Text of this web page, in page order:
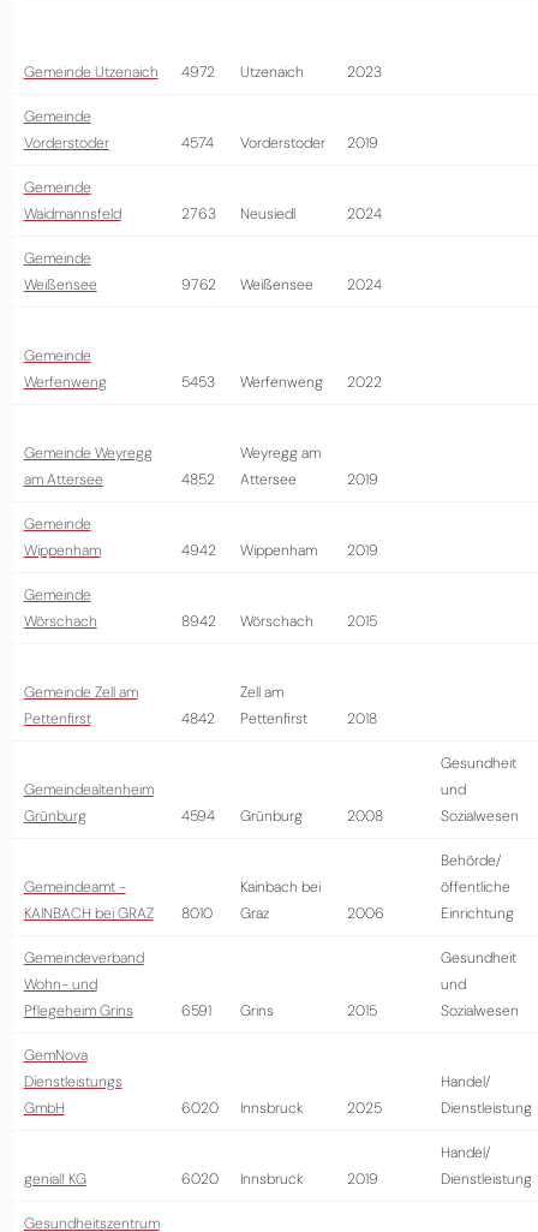
Gemeinde Utzenaich 4972 Utzenaich 2023
Gemeinde
Vorderstoder
4574 Vorderstoder 2019
Gemeinde
Waidmannsfeld
2763 Neusiedl 2024
Gemeinde
Weißensee
9762 Weißensee 2024
Gemeinde
Werfenweng
5453 Werfenweng 2022
Gemeinde Weyregg
am Attersee
4852
Weyregg am
Attersee
2019
Gemeinde
Wippenham
4942 Wippenham 2019
Gemeinde
Wörschach
8942 Wörschach 2015
Gemeinde Zell am
Pettenfirst
4842
Zell am
Pettenfirst
2018
Gemeindealtenheim
Grünburg
4594 Grünburg 2008
Gesundheit
und
Sozialwesen
Gemeindeamt -
KAINBACH bei GRAZ
8010
Kainbach bei
Graz
2006
Behörde/
öffentliche
Einrichtung
Gemeindeverband
Wohn- und
Pflegeheim Grins
6591 Grins 2015
Gesundheit
und
Sozialwesen
GemNova
Dienstleistungs
GmbH
6020 Innsbruck 2025
Handel/
Dienstleistung
genial! KG 6020 Innsbruck 2019
Handel/
Dienstleistung
Gesundheitszentrum